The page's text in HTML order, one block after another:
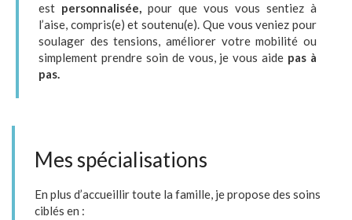
est personnalisée, pour que vous vous sentiez à
l’aise, compris(e) et soutenu(e). Que vous veniez pour
soulager des tensions, améliorer votre mobilité ou
simplement prendre soin de vous, je vous aide pas à
pas.
Mes spécialisations
En plus d’accueillir toute la famille, je propose des soins
ciblés en :